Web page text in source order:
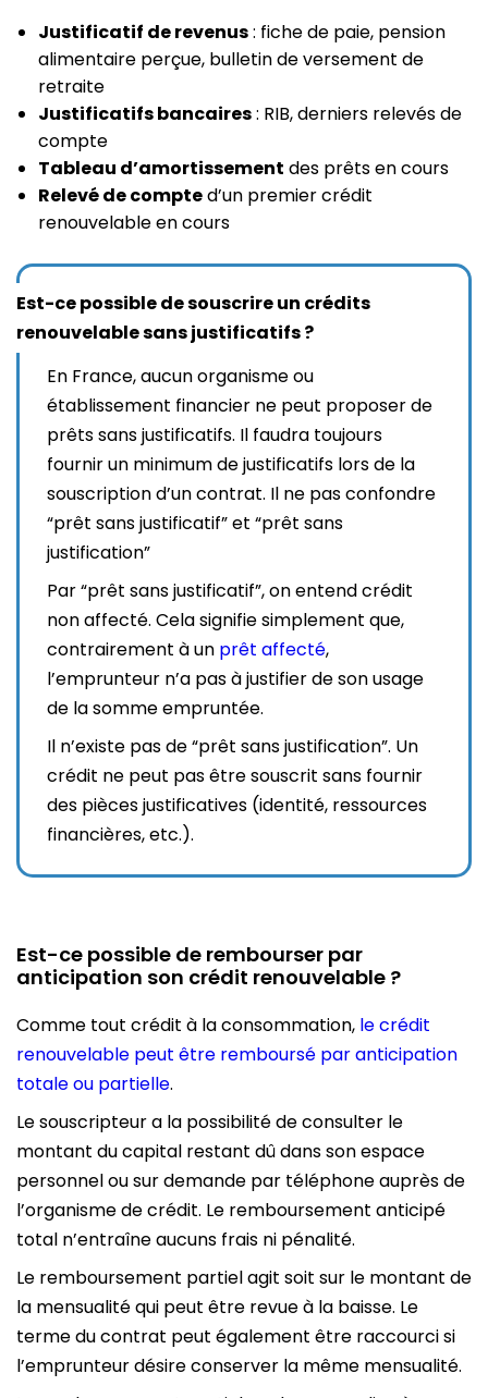
Justificatif de revenus: fiche de paie, pension
alimentaire perçue, bulletin de versement de
retraite
Justificatifs bancaires: RIB, derniers relevés de
compte
Tableau d’amortissement des prêts en cours
Relevé de compted’un premier crédit
renouvelable en cours
Est-ce possible de souscrire un crédits
renouvelable sans justificatifs ?
En France, aucun organisme ou
établissement financier ne peut proposer de
prêts sans justificatifs. Il faudra toujours
fournir un minimum de justificatifs lors de la
souscription d’un contrat. Il ne pas confondre
“prêt sans justificatif” et “prêt sans
justification”
Par “prêt sans justificatif”, on entend crédit
non affecté. Cela signifie simplement que,
contrairement à un prêt affecté,
l’emprunteur n’a pas à justifier de son usage
de la somme empruntée.
Il n’existe pas de “prêt sans justification”. Un
crédit ne peut pas être souscrit sans fournir
des pièces justificatives (identité, ressources
financières, etc.).
Est-ce possible de rembourser par
anticipation son crédit renouvelable ?
Comme tout crédit à la consommation, le crédit
renouvelable peut être remboursé par anticipation
totale ou partielle.
Le souscripteur a la possibilité de consulter le
montant du capital restant dû dans son espace
personnel ou sur demande par téléphone auprès de
l’organisme de crédit. Le remboursement anticipé
total n’entraîne aucuns frais ni pénalité.
Le remboursement partiel agit soit sur le montant de
la mensualité qui peut être revue à la baisse. Le
terme du contrat peut également être raccourci si
l’emprunteur désire conserver la même mensualité.